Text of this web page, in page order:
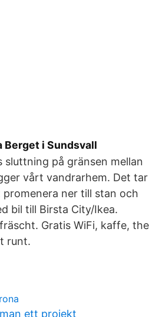
Berget i Sundsvall
sluttning på gränsen mellan
vårt vandrarhem. Det tar
promenera ner till stan och
bil till Birsta City/Ikea.
Gratis WiFi, kaffe, the
runt.
ett projekt